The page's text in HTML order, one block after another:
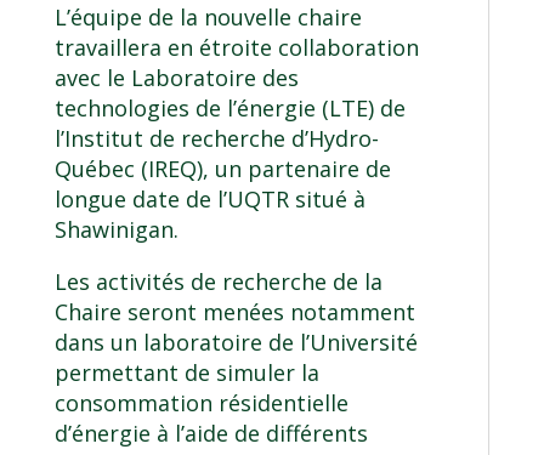
L’équipe de la nouvelle chaire
travaillera en étroite collaboration
avec le Laboratoire des
technologies de l’énergie (LTE) de
l’Institut de recherche d’Hydro-
Québec (IREQ), un partenaire de
longue date de l’UQTR situé à
Shawinigan.
Les activités de recherche de la
Chaire seront menées notamment
dans un laboratoire de l’Université
permettant de simuler la
consommation résidentielle
d’énergie à l’aide de différents